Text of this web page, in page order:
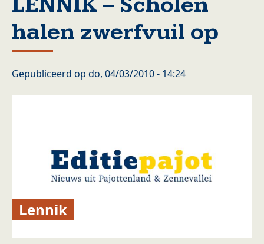
halen zwerfvuil op
Gepubliceerd op do, 04/03/2010 - 14:24
Lennik